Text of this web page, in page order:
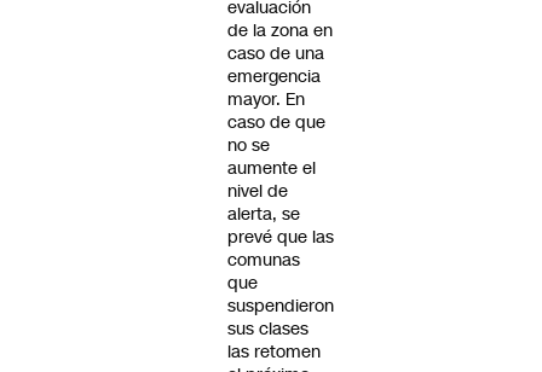
evaluación
de la zona en
caso de una
emergencia
mayor. En
caso de que
no se
aumente el
nivel de
alerta, se
prevé que las
comunas
que
suspendieron
sus clases
las retomen